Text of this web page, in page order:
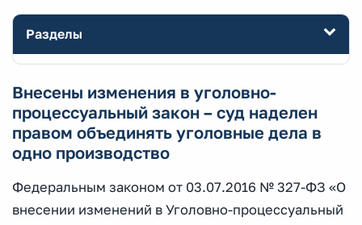
Разделы
Внесены изменения в уголовно-
процессуальный закон – суд наделен
правом объединять уголовные дела в
одно производство
Федеральным законом от 03.07.2016 № 327-ФЗ «О
внесении изменений в Уголовно-процессуальный